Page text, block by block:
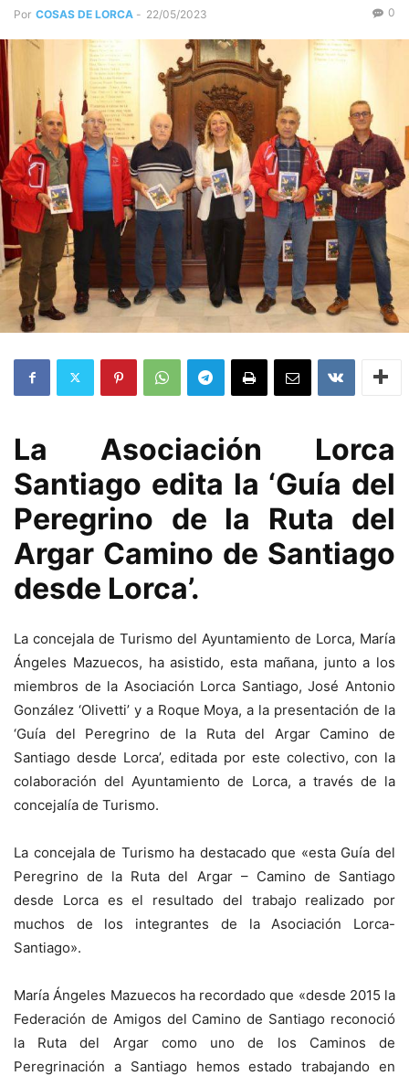
Por COSAS DE LORCA - 22/05/2023 0
La Asociación Lorca
Santiago edita la ‘Guía del
Peregrino de la Ruta del
Argar Camino de Santiago
desde Lorca’.
La concejala de Turismo del Ayuntamiento de Lorca, María
Ángeles Mazuecos, ha asistido, esta mañana, junto a los
miembros de la Asociación Lorca Santiago, José Antonio
González ‘Olivetti’ y a Roque Moya, a la presentación de la
‘Guía del Peregrino de la Ruta del Argar Camino de
Santiago desde Lorca’, editada por este colectivo, con la
colaboración del Ayuntamiento de Lorca, a través de la
concejalía de Turismo.
La concejala de Turismo ha destacado que «esta Guía del
Peregrino de la Ruta del Argar – Camino de Santiago
desde Lorca es el resultado del trabajo realizado por
muchos de los integrantes de la Asociación Lorca-
Santiago».
María Ángeles Mazuecos ha recordado que «desde 2015 la
Federación de Amigos del Camino de Santiago reconoció
la Ruta del Argar como uno de los Caminos de
Peregrinación a Santiago hemos estado trabajando en